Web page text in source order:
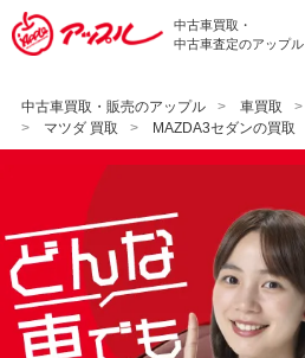
中古車買取・
中古車査定のアップル
中古車買取・販売のアップル 車買取
マツダ 買取
MAZDA3セダンの買取